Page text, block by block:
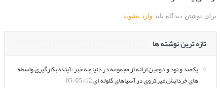
برای نوشتن دیدگاه باید وارد بشوید
تازه ترین نوشته ها
یکصد و نود و دومین ارائه از مجموعه در دنیا چه خبر: آینده بکارگیری واسطه
های خردایش غیرکروی در آسیاهای گلوله ای05/05/12